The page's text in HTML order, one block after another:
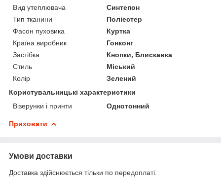
Вид утеплювача
Синтепон
Тип тканини
Поліестер
Фасон пуховика
Куртка
Країна виробник
Гонконг
Застібка
Кнопки, Блискавка
Стиль
Міський
Колір
Зелений
Користувальницькі характеристики
Візерунки і принти
Однотонний
Приховати
Умови доставки
Доставка здійснюється тільки по передоплаті.